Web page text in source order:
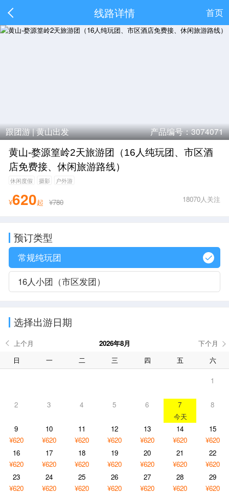
线路详情 首页
跟团游 |黄山出发 产品编号：3074071
黄山-婺源篁岭2天旅游团（16人纯玩团、市区酒
店免费接、休闲旅游路线）
休闲度假 摄影 户外游
¥620起 ¥780 18070人关注
预订类型
常规纯玩团
16人小团（市区发团）
选择出游日期
2026年8月
日
一 二 三 四 五 六
1
2 3 4 5 6 7 8
9
¥620
10
¥620
11
¥620
12
¥620
13
¥620
14
¥620
15
¥620
16
¥620
17
¥620
18
¥620
19
¥620
20
¥620
21
¥620
22
¥620
23
¥620
24
¥620
25
¥620
26
¥620
27
¥620
28
¥620
29
¥620